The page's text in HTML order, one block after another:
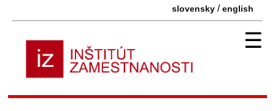
slovensky /english
☰